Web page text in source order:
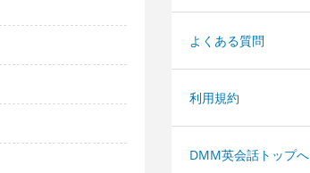
よくある質問
利用規約
DMM英会話トップへ